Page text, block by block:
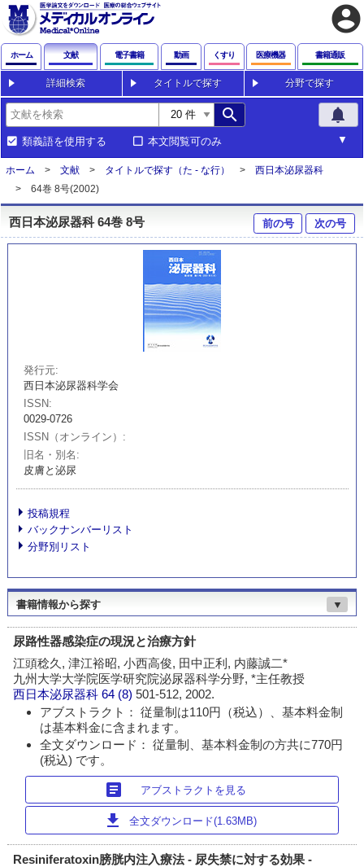
account_circle
ホーム 文献 電子書籍 動画 くすり 医療機器 書籍通販
詳細検索 タイトルで探す 分野で探す
search notifications
類義語を使用する 本文閲覧可のみ
ホーム 文献 タイトルで探す（た - な行）
西日本泌尿器科
64巻 8号(2002)
西日本泌尿器科 64巻 8号 前の号 次の号
発行元
西日本泌尿器科学会
ISSN
0029-0726
ISSN（オンライン）
旧名・別名
皮膚と泌尿
投稿規程
バックナンバーリスト
分野別リスト
書籍情報から探す ▼
尿路性器感染症の現況と治療方針
江頭稔久, 津江裕昭, 小西高俊, 田中正利, 内藤誠二*
九州大学大学院医学研究院泌尿器科学分野, *主任教授
西日本泌尿器科 64 (8)501-512, 2002.
アブストラクト： 従量制は110円（税込）、基本料金制
は基本料金に含まれます。
全文ダウンロード： 従量制、基本料金制の方共に770円
(税込) です。
article アブストラクトを見る
download 全文ダウンロード(1.63MB)
Resiniferatoxin膀胱内注入療法 - 尿失禁に対する効果 -